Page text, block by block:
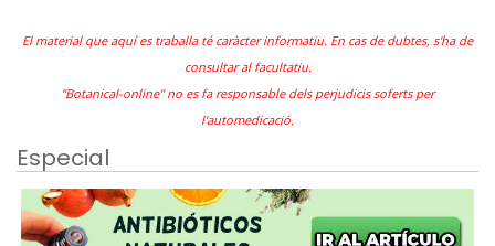
El material que aquí es traballa té caràcter informatiu. En cas de dubtes, s'ha de
consultar al facultatiu.
"Botanical-online" no es fa responsable dels perjudicis soferts per
l'automedicació.
Especial